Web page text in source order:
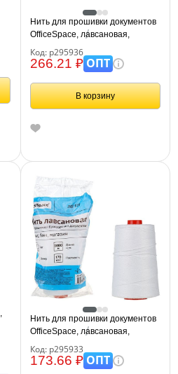
Нить для прошивки документов
OfficeSpace, лавсановая,
Код: р295936
266.21 ₽ОПТ
В корзину
Нить для прошивки документов
OfficeSpace, лавсановая,
Код: р295933
173.66 ₽ОПТ